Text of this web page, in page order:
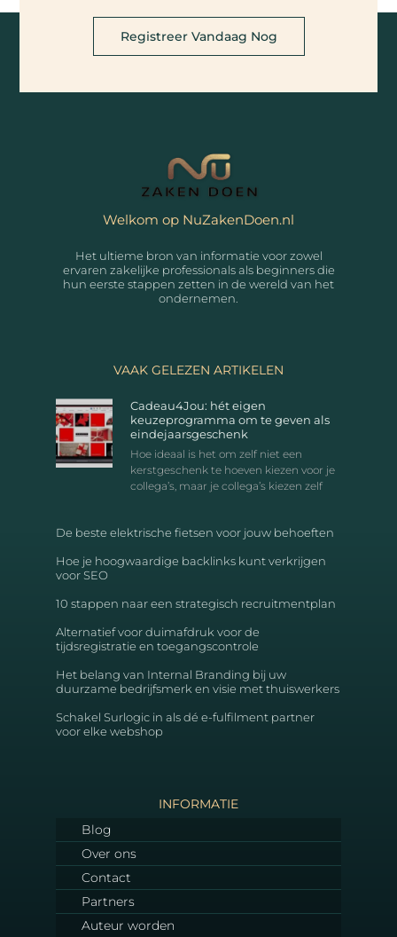
Registreer Vandaag Nog
Welkom op NuZakenDoen.nl
Het ultieme bron van informatie voor zowel
ervaren zakelijke professionals als beginners die
hun eerste stappen zetten in de wereld van het
ondernemen.
VAAK GELEZEN ARTIKELEN
Cadeau4Jou: hét eigen
keuzeprogramma om te geven als
eindejaarsgeschenk
Hoe ideaal is het om zelf niet een
kerstgeschenk te hoeven kiezen voor je
collega’s, maar je collega’s kiezen zelf
De beste elektrische fietsen voor jouw behoeften
Hoe je hoogwaardige backlinks kunt verkrijgen
voor SEO
10 stappen naar een strategisch recruitmentplan
Alternatief voor duimafdruk voor de
tijdsregistratie en toegangscontrole
Het belang van Internal Branding bij uw
duurzame bedrijfsmerk en visie met thuiswerkers
Schakel Surlogic in als dé e-fulfilment partner
voor elke webshop
INFORMATIE
Blog
Over ons
Contact
Partners
Auteur worden